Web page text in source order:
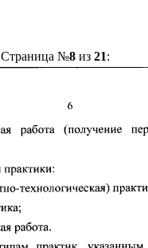
Страница №8из 21: